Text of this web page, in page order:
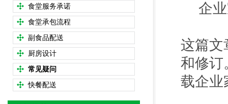
企业
这篇文
和修订
载企业
食堂服务承诺
食堂承包流程
副食品配送
厨房设计
常见疑问
快餐配送